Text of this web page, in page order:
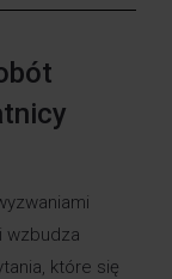
wzbudza
które się